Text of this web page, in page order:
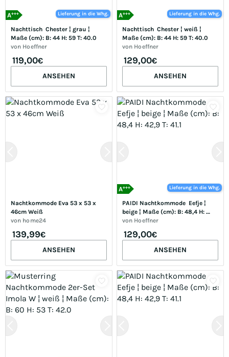
Lieferung in die Whg.
A+++
Nachttisch  Chester ¦ grau ¦
Maße (cm): B: 44 H: 59 T: 40.0
von Hoeffner
119,00€
ANSEHEN
Lieferung in die Whg.
A+++
Nachttisch  Chester ¦ weiß ¦
Maße (cm): B: 44 H: 59 T: 40.0
von Hoeffner
129,00€
ANSEHEN
Nachtkommode Eva 53 x 53 x
46cm Weiß
von home24
139,99€
ANSEHEN
Lieferung in die Whg.
A+++
PAIDI Nachtkommode  Eefje ¦
beige ¦ Maße (cm): B: 48,4 H:
42,9 T: 41.1
von Hoeffner
129,00€
ANSEHEN